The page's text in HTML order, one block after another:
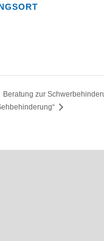
Beratung zur